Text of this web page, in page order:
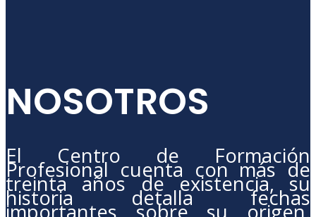
NOSOTROS
El Centro de Formación
Profesional cuenta con más de
treinta años de existencia, su
historia detalla fechas
importantes sobre su origen,